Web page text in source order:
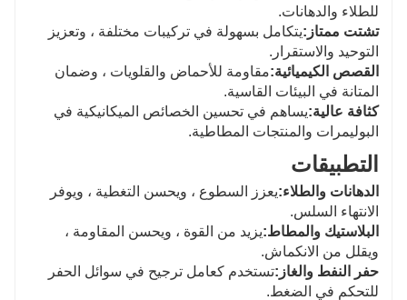
للطلاء والدهانات.
تشتت ممتاز:يتكامل بسهولة في تركيبات مختلفة ، وتعزيز
التوحيد والاستقرار.
القصص الكيميائية:مقاومة للأحماض والقلويات ، وضمان
المتانة في البيئات القاسية.
كثافة عالية:يساهم في تحسين الخصائص الميكانيكية في
البوليمرات والمنتجات المطاطية.
التطبيقات
الدهانات والطلاء:يعزز السطوع ، ويحسن التغطية ، ويوفر
الانتهاء السلس.
البلاستيك والمطاط:يزيد من القوة ، ويحسن المقاومة ،
ويقلل من الانكماش.
حفر النفط والغاز:تستخدم كعامل ترجيح في سوائل الحفر
للتحكم في الضغط.